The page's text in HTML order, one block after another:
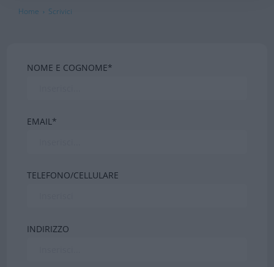
Home › Scrivici
NOME E COGNOME*
EMAIL*
TELEFONO/CELLULARE
INDIRIZZO